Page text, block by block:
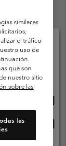
18:00
similares
el tráfico
uso de
que son
nuestro sitio
sobre las
las
línea